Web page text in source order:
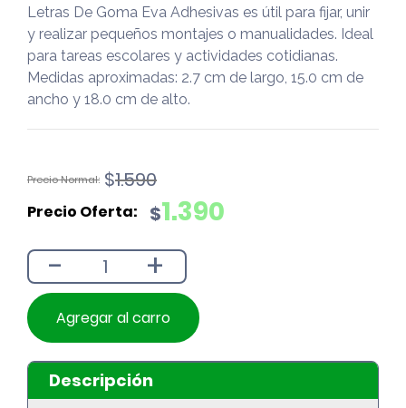
Letras De Goma Eva Adhesivas es útil para fijar, unir
y realizar pequeños montajes o manualidades. Ideal
para tareas escolares y actividades cotidianas.
Medidas aproximadas: 2.7 cm de largo, 15.0 cm de
ancho y 18.0 cm de alto.
$1.590
El
original
$1.590.
$1.390
El
actual
$1.390.
- +
Agregar al carro
Descripción